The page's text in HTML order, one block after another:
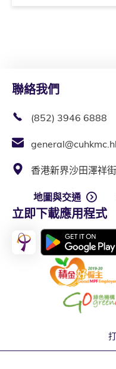
聯絡我們
(852) 3946 6888
香港新界沙田澤祥
地圖與交通
立即下載應用程式